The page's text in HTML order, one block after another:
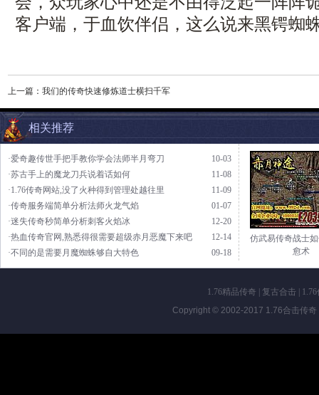
客户端，于血饮伴侣，这么说来黑锷蜘
上一篇： 我们的传奇快速修炼道士横扫千军
相关推荐
10-03
·爱奇趣传世手把手教你学会法师半月弯刀
11-08
·苏古手上的魔龙刀兵说着话如何
11-09
·1.76传奇网站,没了火种得到管理处越往里
01-07
·传奇服务端简单分析法师火龙气焰
12-20
·迷失传奇秒简单分析刺客火焰冰
12-14
·热血传奇官网,熟悉得很需要超级赤月恶魔下来吧
09-18
·不同的是需要月魔蜘蛛够自大特色
仿武易传奇战士
愈术
1.76精品传奇 复古合击|
Copyright © 2002-2017 1.76合击传奇